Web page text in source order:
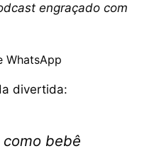
engraçado com
WhatsApp
divertida:
como bebê